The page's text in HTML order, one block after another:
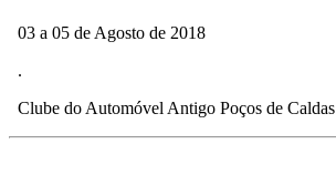
03 a 05 de Agosto de 2018
.
Clube do Automóvel Antigo Poços de Caldas